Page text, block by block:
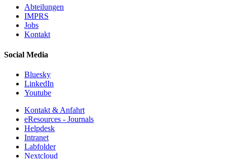
Abteilungen
IMPRS
Jobs
Kontakt
Social Media
Bluesky
LinkedIn
Youtube
Kontakt & Anfahrt
eResources - Journals
Helpdesk
Intranet
Labfolder
Nextcloud